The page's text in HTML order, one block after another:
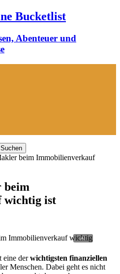
Bucketlist
Abenteuer und
beim Immobilienverkauf
beim
wichtig ist
eine derwichtigsten finanziellen
Menschen. Dabei geht es nicht